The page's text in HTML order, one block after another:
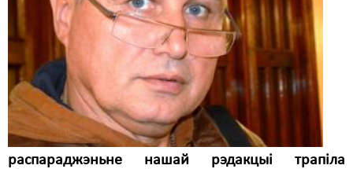
распараджэньне нашай рэдакцыі трапіла